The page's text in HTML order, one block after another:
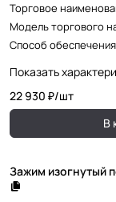
Торговое
Модель торгового
Способ
Показать
22 930 ₽/шт
В
Зажим изогнутый